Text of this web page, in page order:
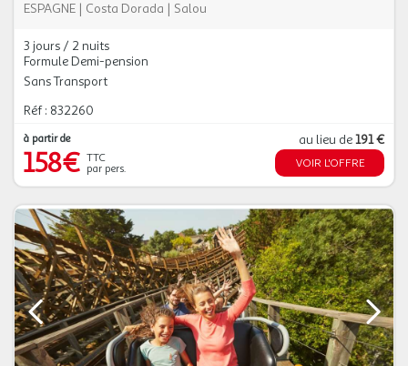
ESPAGNE | Costa Dorada | Salou
3 jours / 2 nuits
Formule Demi-pension
Sans Transport
Réf : 832260
à partir de
158€ TTC
par pers.
au lieu de191 €
VOIR L'OFFRE